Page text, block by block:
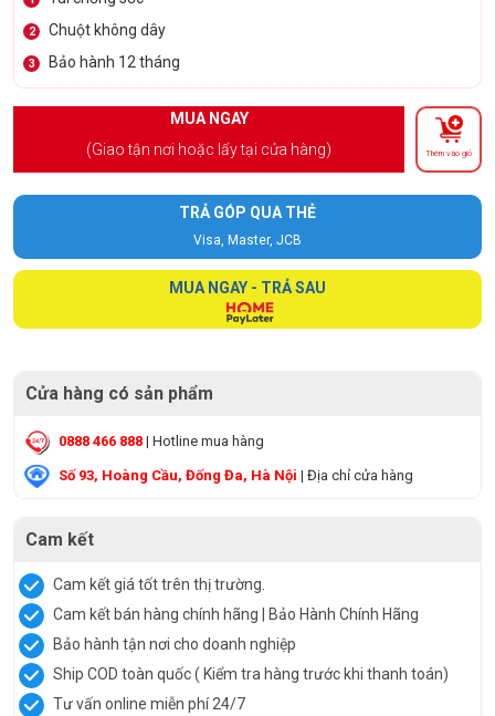
2 Chuột không dây
3 Bảo hành 12 tháng
MUA NGAY
(Giao tận nơi hoặc lấy tại cửa hàng)
Thêm vào giỏ
TRẢ GÓP QUA THẺ
Visa, Master, JCB
MUA NGAY - TRẢ SAU
Cửa hàng có sản phẩm
0888 466 888 | Hotline mua hàng
Số 93, Hoàng Cầu, Đống Đa, Hà Nội | Địa chỉ cửa hàng
Cam kết
Cam kết giá tốt trên thị trường.
Cam kết bán hàng chính hãng | Bảo Hành Chính Hãng
Bảo hành tận nơi cho doanh nghiệp
Ship COD toàn quốc ( Kiểm tra hàng trước khi thanh toán)
Tư vấn online miễn phí 24/7